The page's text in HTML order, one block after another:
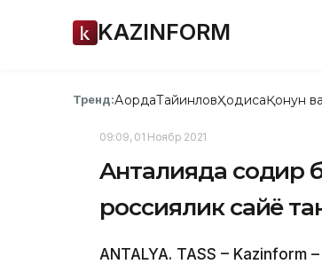
KAZINFORM
Тренд:АқордаТайинловҲодисаҚонун
09:09, 01 Ноябр 2021
Aнталияда содир
россиялик сайёҳ
ANTALYA. TASS – Kazinform